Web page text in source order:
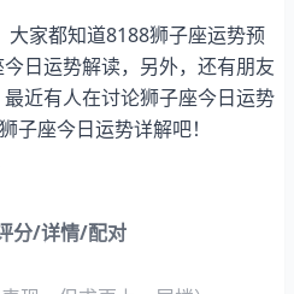
家都知道8188狮子座运势预
日运势解读，另外，还有朋友
近有人在讨论狮子座今日运势
子座今日运势详解吧！
分/详情/配对